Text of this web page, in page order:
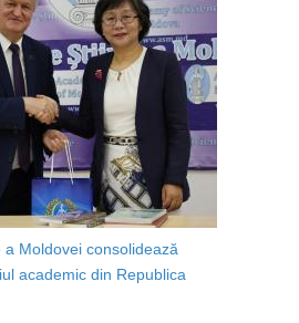
Moldovei consolidează
academic din Republica